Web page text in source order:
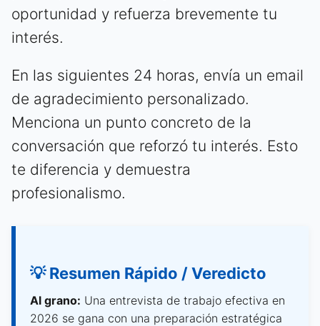
oportunidad y refuerza brevemente tu
interés.
En las siguientes 24 horas, envía un email
de agradecimiento personalizado.
Menciona un punto concreto de la
conversación que reforzó tu interés. Esto
te diferencia y demuestra
profesionalismo.
💡 Resumen Rápido / Veredicto
Al grano: Una entrevista de trabajo efectiva en
2026 se gana con una preparación estratégica